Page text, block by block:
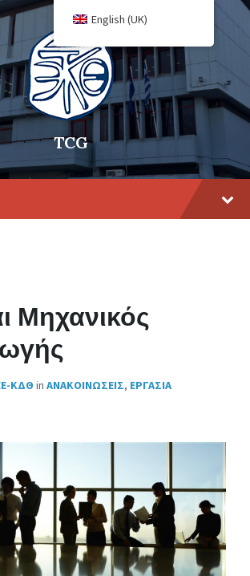
TCG
Μηχανικός
ΚΔΘ in ΑΝΑΚΟΙΝΩΣΕΙΣ, ΕΡΓΑΣΙΑ
English (UK)